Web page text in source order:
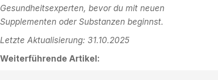
Gesundheitsexperten, bevor du mit neuen
Supplementen oder Substanzen beginnst.
Letzte Aktualisierung: 31.10.2025
Weiterführende Artikel: